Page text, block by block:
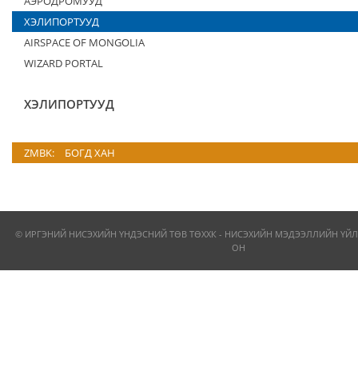
ХЭЛИПОРТУУД
AIRSPACE OF MONGOLIA
WIZARD PORTAL
ХЭЛИПОРТУУД
ZMBK: БОГД ХАН
© ИРГЭНИЙ НИСЭХИЙН ҮНДЭСНИЙ ТӨВ ТӨХХК - НИСЭХИЙН МЭДЭЭЛЛИЙН
ОН